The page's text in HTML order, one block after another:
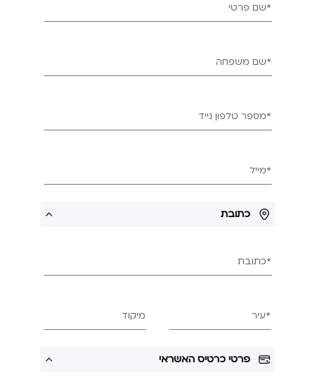
*שם פרטי
*שם משפחה
*מספר טלפון נייד
*מייל
כתובת
*כתובת
*עיר מיקוד
פרטי כרטיס האשראי